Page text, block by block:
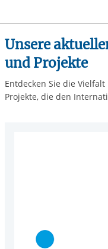
Unsere
und Projekte
Entdecken Sie die
Projekte, die den